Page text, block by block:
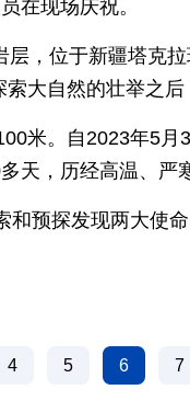
在现场庆祝。
，位于新疆塔克
大自然的壮举之后
米。自2023年5
天，历经高温、严
预探发现两大使
4 5 6 7